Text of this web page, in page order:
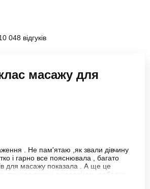
048 відгуків
масажу для
. Не пам'ятаю ,як звали дівчину
і гарно все пояснювала , багато
для масажу показала . А ще це
так час разом з чоловіком, роблячи